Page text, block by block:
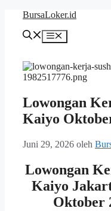
Langsung
BursaLoker.id
Menu
Lowongan
Kaiyo
Juni 29, 2026 oleh
Lowongan
Kaiyo
Oktober